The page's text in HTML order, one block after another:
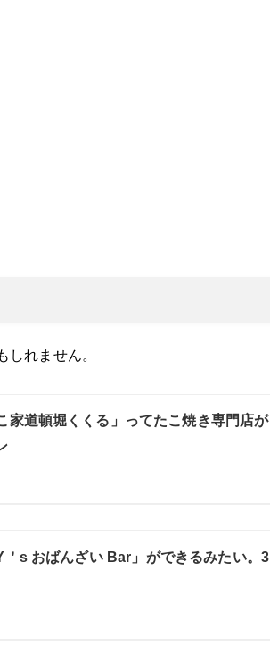
れません。
家道頓堀くくる」ってたこ焼き専門店が
＇s おばんざい Bar」ができるみたい。3